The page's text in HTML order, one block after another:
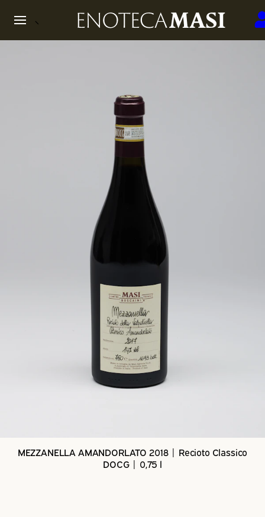
MEZZANELLA AMANDORLATO 2018 | Recioto Classico
DOCG | 0,75 l